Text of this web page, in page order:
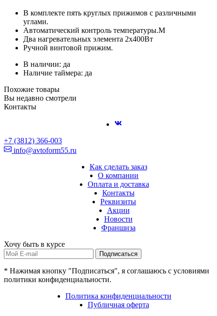
В комплекте пять круглых прижимов с различными
углами.
Автоматический контроль температуры.M
Два нагревательных элемента 2х400Вт
Ручной винтовой прижим.
В наличии: да
Наличие таймера: да
Похожие товары
Вы недавно смотрели
Контакты
+7 (3812) 366-003
info@avtoform55.ru
Как сделать заказ
О компании
Оплата и доставка
Контакты
Реквизиты
Акции
Новости
Франшиза
Хочу быть в курсе
Подписаться
* Нажимая кнопку "Подписаться", я соглашаюсь с условиями
политики конфиденциальности.
Политика конфиденциальности
Публичная оферта